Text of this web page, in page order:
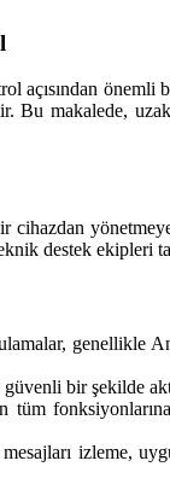
açısından önemli
makalede,
destek ekipleri
genellikle
bir şekilde
tüm
izleme,